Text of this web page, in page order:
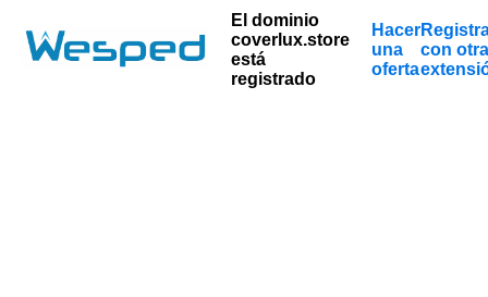
El dominio
coverlux.store
está
registrado
Hacer
una
oferta
con otra